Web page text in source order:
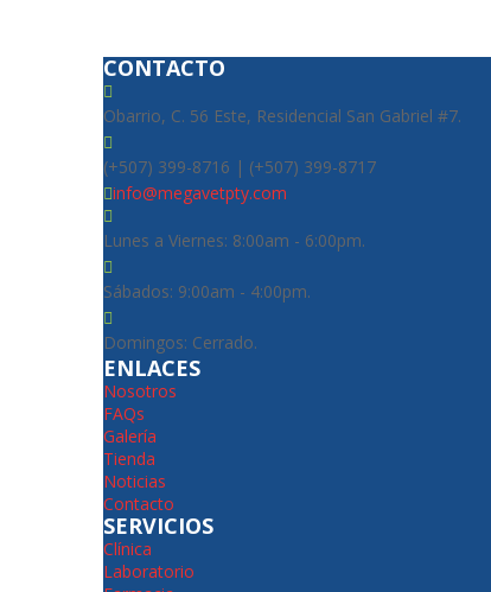
CONTACTO
Obarrio, C. 56 Este, Residencial San Gabriel #7.
(+507) 399-8716 | (+507) 399-8717
info@megavetpty.com
Lunes a Viernes: 8:00am - 6:00pm.
Sábados: 9:00am - 4:00pm.
Domingos: Cerrado.
ENLACES
Nosotros
FAQs
Galería
Tienda
Noticias
Contacto
SERVICIOS
Clínica
Laboratorio